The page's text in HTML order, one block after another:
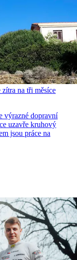
na tři měsíce
výrazné dopravní
uzavře kruhový
jsou práce na